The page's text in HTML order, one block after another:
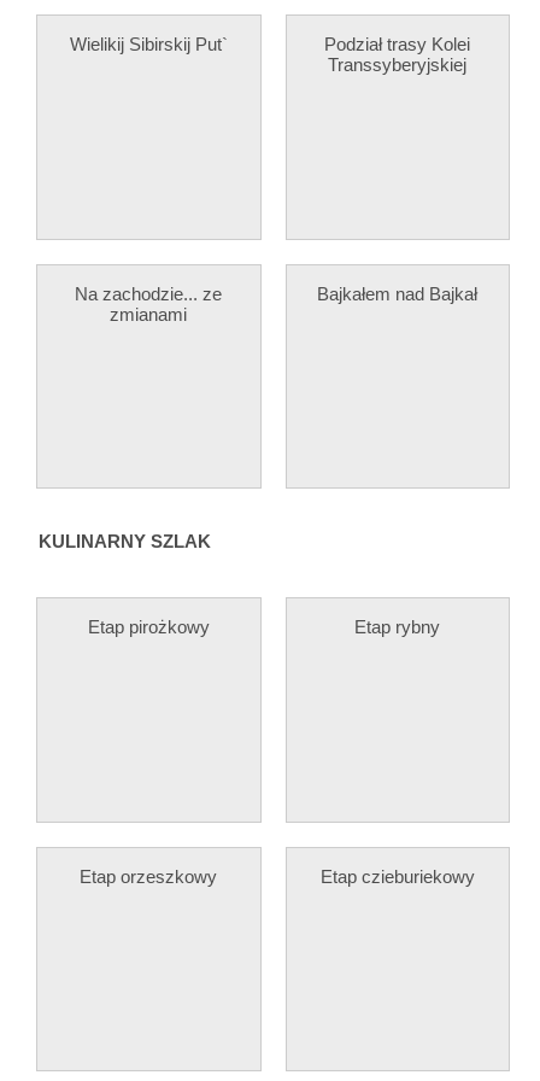
Wielikij Sibirskij Put`
Podział trasy Kolei
Transsyberyjskiej
Na zachodzie... ze
zmianami
Bajkałem nad Bajkał
KULINARNY SZLAK
Etap pirożkowy Etap rybny
Etap orzeszkowy Etap czieburiekowy